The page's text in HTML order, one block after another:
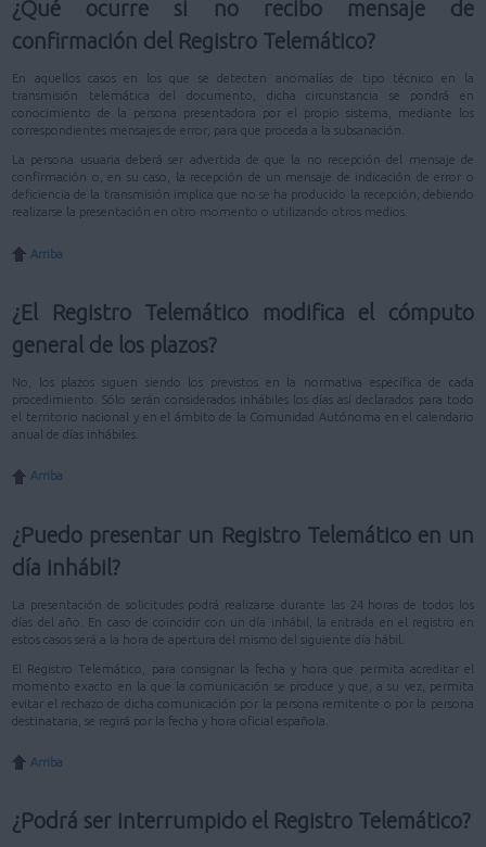
¿Qué ocurre si no recibo mensaje de
confirmación del Registro Telemático?
En aquellos casos en los que se detecten anomalías de tipo técnico en la
transmisión telemática del documento, dicha circunstancia se pondrá en
conocimiento de la persona presentadora por el propio sistema, mediante los
correspondientes mensajes de error, para que proceda a la subsanación.
La persona usuaria deberá ser advertida de que la no recepción del mensaje de
confirmación o, en su caso, la recepción de un mensaje de indicación de error o
deficiencia de la transmisión implica que no se ha producido la recepción, debiendo
realizarse la presentación en otro momento o utilizando otros medios.
Arriba
¿El Registro Telemático modifica el cómputo
general de los plazos?
No, los plazos siguen siendo los previstos en la normativa específica de cada
procedimiento. Sólo serán considerados inhábiles los días así declarados para todo
el territorio nacional y en el ámbito de la Comunidad Autónoma en el calendario
anual de días inhábiles.
Arriba
¿Puedo presentar un Registro Telemático en un
día inhábil?
La presentación de solicitudes podrá realizarse durante las 24 horas de todos los
días del año. En caso de coincidir con un día inhábil, la entrada en el registro en
estos casos será a la hora de apertura del mismo del siguiente día hábil.
El Registro Telemático, para consignar la fecha y hora que permita acreditar el
momento exacto en la que la comunicación se produce y que, a su vez, permita
evitar el rechazo de dicha comunicación por la persona remitente o por la persona
destinataria, se regirá por la fecha y hora oficial española.
Arriba
¿Podrá ser interrumpido el Registro Telemático?